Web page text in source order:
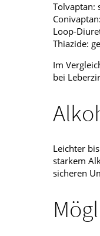
Tolvaptan:
Loop-
Thiazide:
Im
bei
Leichter
starkem
sicheren